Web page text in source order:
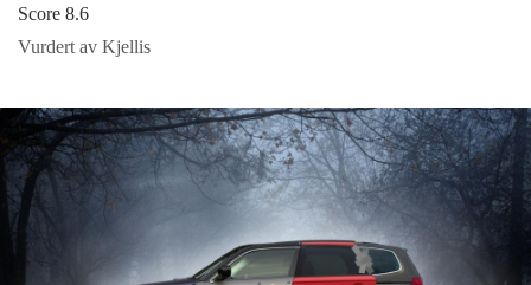
Score 8.6
Vurdert av Kjellis